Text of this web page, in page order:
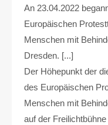
An 23.04.2022
Europäischen
Menschen mit
Dresden. [...]
Der Höhepunkt der
des Europäischen
Menschen mit
auf der Freilichtbühne